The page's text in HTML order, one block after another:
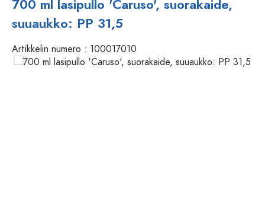
700 ml lasipullo 'Caruso', suorakaide,
suuaukko: PP 31,5
Artikkelin numero : 100017010